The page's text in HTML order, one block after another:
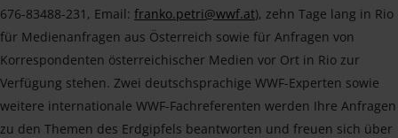
676-83488-231, Email: franko.petri@wwf.at), zehn Tage lang in Rio
für Medienanfragen aus Österreich sowie für Anfragen von
Korrespondenten österreichischer Medien vor Ort in Rio zur
Verfügung stehen. Zwei deutschsprachige WWF-Experten sowie
weitere internationale WWF-Fachreferenten werden Ihre Anfragen
zu den Themen des Erdgipfels beantworten und freuen sich über